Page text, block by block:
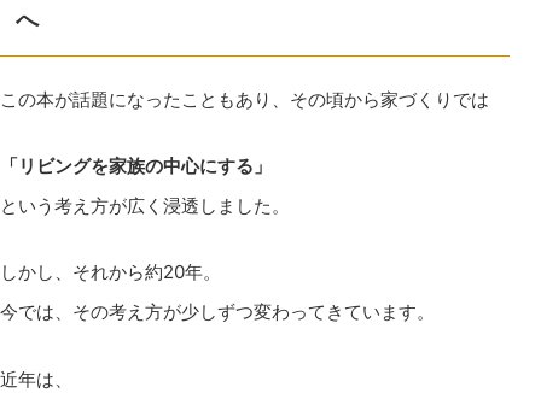
へ
この本が話題になったこともあり、その頃から家づくりでは
「リビングを家族の中心にする」
という考え方が広く浸透しました。
しかし、それから約20年。
今では、その考え方が少しずつ変わってきています。
近年は、